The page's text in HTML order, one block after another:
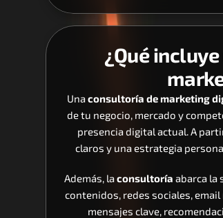
¿Qué
Una consultoría de marketing
de tu negocio, mercado y
presencia digital actual. A
claros y una estrategia
Además, la consultoría abarca la
contenidos, redes sociales,
mensajes clave,